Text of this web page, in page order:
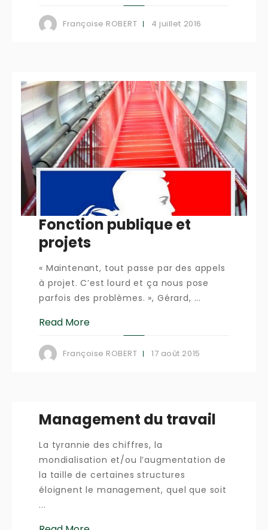
Françoise ROBERT 4 juillet 2016
Fonction publique et
projets
« Maintenant, tout passe par des appels
à projet. C’est lourd et ça nous pose
parfois des problèmes. », Gérard, ...
Read More
Françoise ROBERT 17 août 2015
Management du travail
La tyrannie des chiffres, la
mondialisation et/ou l’augmentation de
la taille de certaines structures
éloignent le management, quel que soit
...